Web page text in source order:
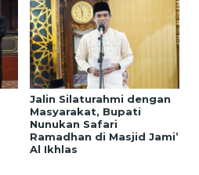
Jalin Silaturahmi dengan
Masyarakat, Bupati
Nunukan Safari
Ramadhan di Masjid Jami’
Al Ikhlas